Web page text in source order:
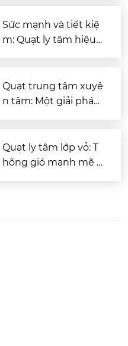
Sức mạnh và tiết kiệ
m: Quạt ly tâm hiệu
đại
Quạt trung tâm xuyê
n tâm: Một giải pháp
c hệ thống thông gi
ó công nghiệp
Quạt ly tâm lớp vỏ: T
hông gió mạnh mẽ v